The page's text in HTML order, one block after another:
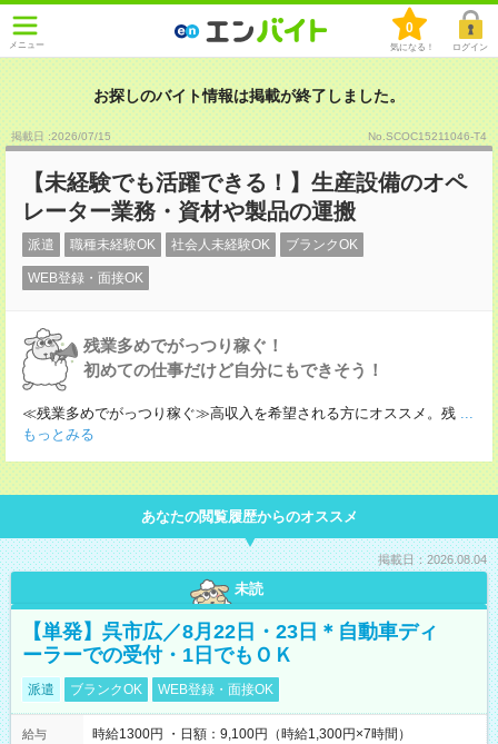
メニュー
0
気になる！ ログイン
お探しのバイト情報は掲載が終了しました。
掲載日 :2026/07/15 No.SCOC15211046-T4
【未経験でも活躍できる！】生産設備のオペ
レーター業務・資材や製品の運搬
派遣 職種未経験OK 社会人未経験OK ブランクOK
WEB登録・面接OK
残業多めでがっつり稼ぐ！
初めての仕事だけど自分にもできそう！
≪残業多めでがっつり稼ぐ≫高収入を希望される方にオススメ。残 ...
もっとみる
あなたの閲覧履歴からのオススメ
掲載日：2026.08.04
未読
【単発】呉市広／8月22日・23日＊自動車ディ
ーラーでの受付・1日でもＯＫ
派遣 ブランクOK WEB登録・面接OK
給与
時給1300円 ・日額：9,100円（時給1,300円×7時間）